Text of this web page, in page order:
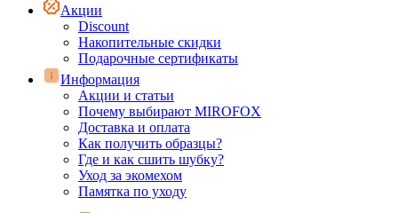
Акции
Discount
Накопительные скидки
Подарочные сертификаты
Информация
Акции и статьи
Почему выбирают MIROFOX
Доставка и оплата
Как получить образцы?
Где и как сшить шубку?
Уход за экомехом
Памятка по уходу